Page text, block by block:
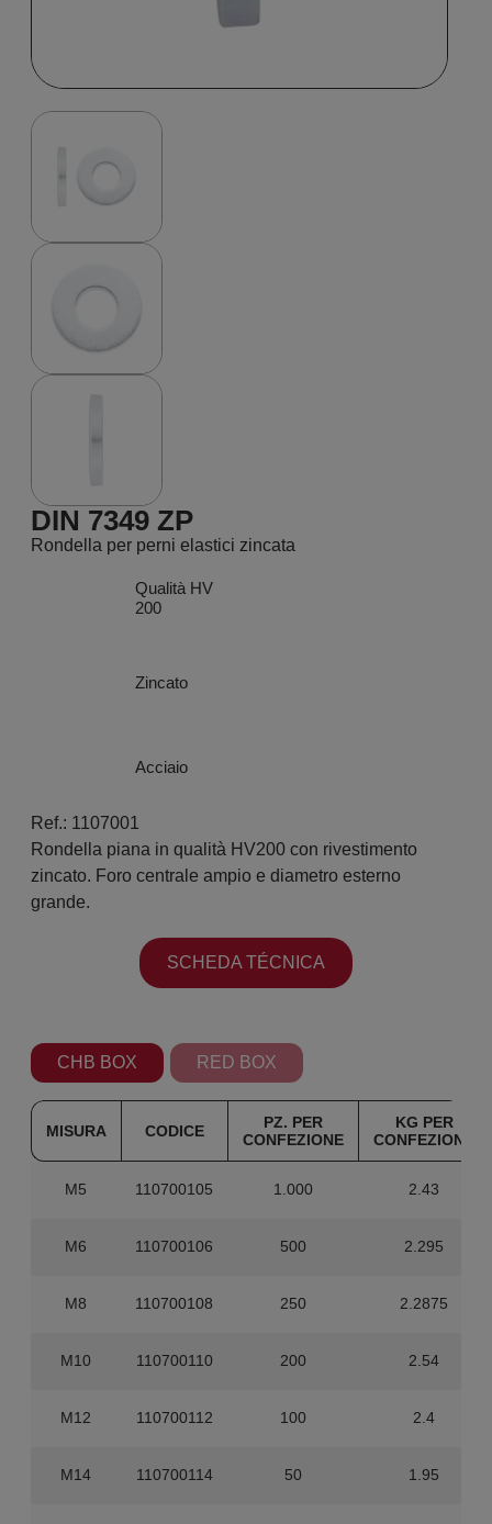
DIN 7349 ZP
Rondella per perni elastici zincata
Qualità HV
200
Zincato
Acciaio
Ref.: 1107001
Rondella piana in qualità HV200 con rivestimento
zincato. Foro centrale ampio e diametro esterno
grande.
SCHEDA TÉCNICA
CHB BOX RED BOX
MISURA CODICE
PZ. PER
CONFEZIONE
KG PER
CONFEZIONE
M5 110700105 1.000 2.43
M6 110700106 500 2.295
M8 110700108 250 2.2875
M10 110700110 200 2.54
M12 110700112 100 2.4
M14 110700114 50 1.95